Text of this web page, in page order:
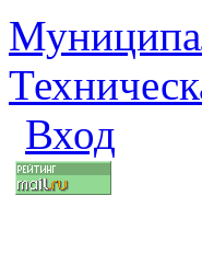
Вход